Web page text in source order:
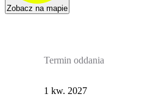
Zobacz na mapie
Termin oddania
1 kw. 2027